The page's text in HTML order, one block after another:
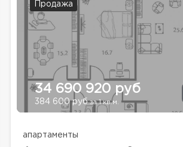
Продажа
34 690 920 руб
384 600 рубза 1 кв.м.
апартаменты